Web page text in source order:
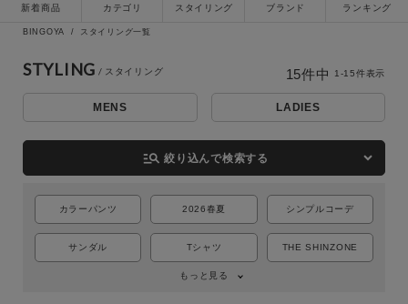
新着商品 カテゴリ スタイリング ブランド ランキング
BINGOYA スタイリング一覧
STYLING
MENS LADIES
manage_search 絞り込んで検索する
カラーパンツ 2026春夏 シンプルコーデ
サンダル Tシャツ THE SHINZONE
もっと見る
15件中 1-15件表示